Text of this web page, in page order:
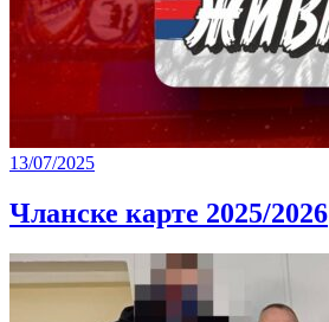
13/07/2025
Чланске карте 2025/2026